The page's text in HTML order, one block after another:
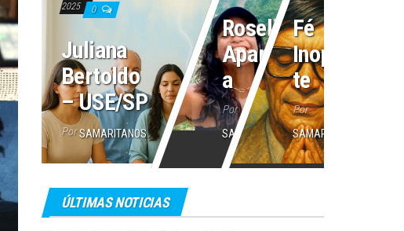
2025
0
Juliana
Bertoldo
– USE/SP
Por SAMARITANOS
Roseli
Aparecid
a
Por
SAMARITANOS
Fé
Inoperan
te
Por
SAMARITANOS
ÚLTIMAS NOTICIAS